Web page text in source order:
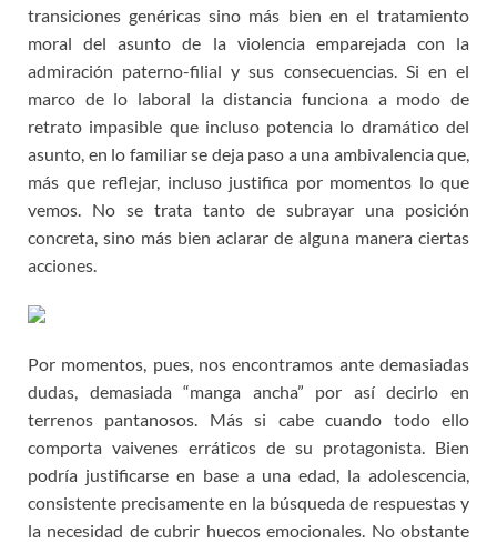
transiciones genéricas sino más bien en el tratamiento
moral del asunto de la violencia emparejada con la
admiración paterno-filial y sus consecuencias. Si en el
marco de lo laboral la distancia funciona a modo de
retrato impasible que incluso potencia lo dramático del
asunto, en lo familiar se deja paso a una ambivalencia que,
más que reflejar, incluso justifica por momentos lo que
vemos. No se trata tanto de subrayar una posición
concreta, sino más bien aclarar de alguna manera ciertas
acciones.
Por momentos, pues, nos encontramos ante demasiadas
dudas, demasiada “manga ancha” por así decirlo en
terrenos pantanosos. Más si cabe cuando todo ello
comporta vaivenes erráticos de su protagonista. Bien
podría justificarse en base a una edad, la adolescencia,
consistente precisamente en la búsqueda de respuestas y
la necesidad de cubrir huecos emocionales. No obstante